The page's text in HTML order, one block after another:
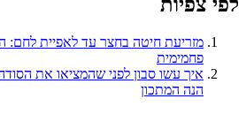
מזריעת חיטה בחצר עד לאפיית לחם:
פחמימית
איך עשו סבון לפני שהמציאו את
הנה המתכון